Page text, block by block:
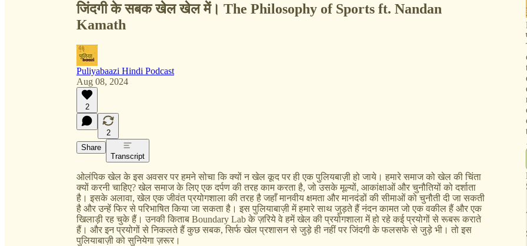
जिंदगी के सबक खेल खेल में। The Philosophy of Sports ft. Nandan
Kamath
Puliyabaazi Hindi Podcast
Aug 08, 2024
2
2
Share
Transcript
ओलंपिक खेल के इस अवसर पर हमने सोचा कि क्यों न खेल कूद पर ही एक पुलियबाज़ी हो जाये। हमारे समाज को खेल की चिंता
क्यों करनी चाहिए? खेल समाज के लिए एक दर्पण की तरह काम करता है, जो उसके मूल्यों, आकांक्षाओं और चुनौतियों को दर्शाता
है। इसके अलावा, खेल एक जीवंत प्रयोगशाला की तरह है जहाँ मानवीय क्षमता और मानदंडों की सीमाओं को चुनौती दी जा सकती
है और उन्हें फिर से परिभाषित किया जा सकता है। इस पुलियाबाज़ी में हमारे साथ जुड़ते हैं नंदन कामत जो एक वकील हैं और एक
खिलाड़ी रह चुके हैं। उनकी किताब Boundary Lab के ज़रिये वे हमें खेल की प्रयोगशाला में हो रहे कई प्रयोगों से रूबरू कराते
हैं। और इन प्रयोगों से निकलते हैं कुछ सबक, सिर्फ खेल प्रशासन से जुड़े ही नहीं पर जिंदगी के फलसफे से जुड़े भी। तो इस
पुलियाबाज़ी को सुनियेगा ज़रूर।